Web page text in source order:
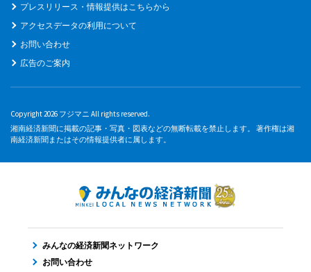
プレスリリース・情報提供はこちらから
アクセスデータの利用について
お問い合わせ
広告のご案内
Copyright 2026 フジマニ All rights reserved.
湘南経済新聞に掲載の記事・写真・図表などの無断転載を禁止します。 著作権は湘
南経済新聞またはその情報提供者に属します。
みんなの経済新聞ネットワーク
お問い合わせ